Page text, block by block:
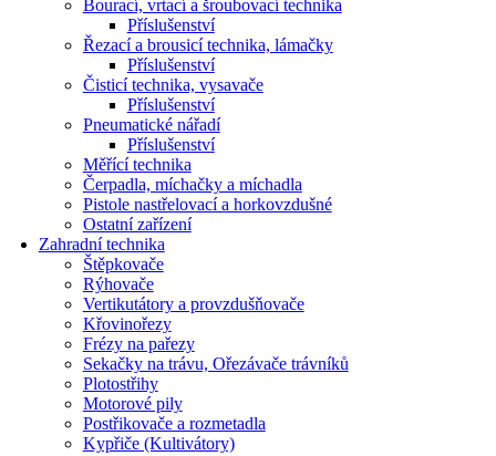
Bourací, vrtací a šroubovací technika
Příslušenství
Řezací a brousicí technika, lámačky
Příslušenství
Čisticí technika, vysavače
Příslušenství
Pneumatické nářadí
Příslušenství
Měřící technika
Čerpadla, míchačky a míchadla
Pistole nastřelovací a horkovzdušné
Ostatní zařízení
Zahradní technika
Štěpkovače
Rýhovače
Vertikutátory a provzdušňovače
Křovinořezy
Frézy na pařezy
Sekačky na trávu, Ořezávače trávníků
Plotostřihy
Motorové pily
Postřikovače a rozmetadla
Kypřiče (Kultivátory)